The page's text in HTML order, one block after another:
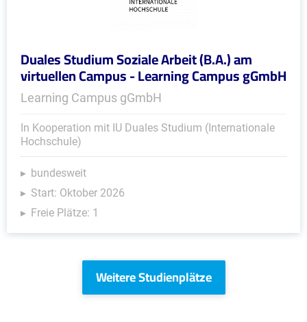
Duales Studium Soziale Arbeit (B.A.) am
virtuellen Campus - Learning Campus gGmbH
Learning Campus gGmbH
In Kooperation mit IU Duales Studium (Internationale
Hochschule)
bundesweit
Start: Oktober 2026
Freie Plätze: 1
Weitere Studienplätze